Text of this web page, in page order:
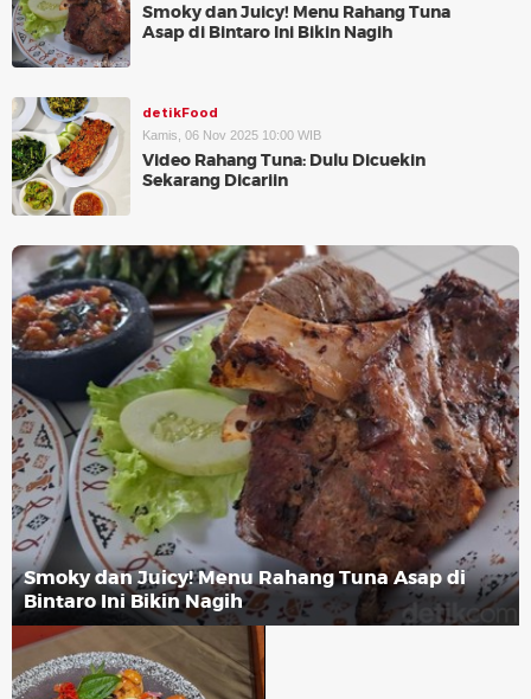
Smoky dan Juicy! Menu Rahang Tuna
Asap di Bintaro Ini Bikin Nagih
detikFood
Kamis, 06 Nov 2025 10:00 WIB
Video Rahang Tuna: Dulu Dicuekin
Sekarang Dicariin
Smoky dan Juicy! Menu Rahang Tuna Asap di
Bintaro Ini Bikin Nagih